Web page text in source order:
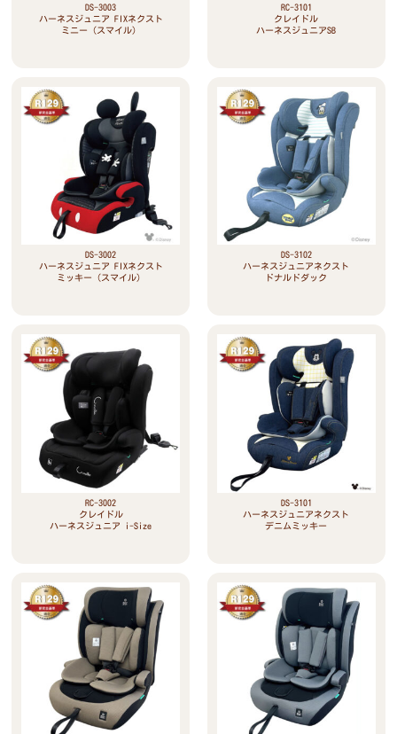
DS-3003
ハーネスジュニア FIXネクスト
ミニー（スマイル）
RC-3101
クレイドル
ハーネスジュニアSB
DS-3002
ハーネスジュニア FIXネクスト
ミッキー（スマイル）
DS-3102
ハーネスジュニアネクスト
ドナルドダック
RC-3002
クレイドル
ハーネスジュニア i-Size
DS-3101
ハーネスジュニアネクスト
デニムミッキー